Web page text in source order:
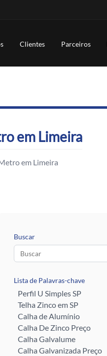
Clientes Parceiros
em Limeira
em Limeira
Buscar
Lista de Palavras-chave
Perfil U Simples SP
Telha Zinco em SP
Calha de Alumínio
Calha De Zinco Preço
Calha Galvalume
Calha Galvanizada Preço